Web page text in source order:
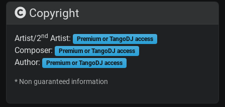
Copyright
Artist/2nd Artist: Premium or TangoDJ access
Composer: Premium or TangoDJ access
Author: Premium or TangoDJ access
* Non guaranteed information